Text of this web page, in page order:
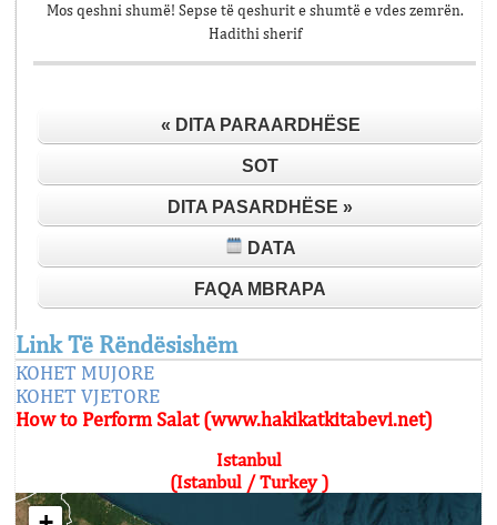
Mos qeshni shumë! Sepse të qeshurit e shumtë e vdes zemrën.
Hadithi sherif
« DITA PARAARDHËSE
SOT
DITA PASARDHËSE »
DATA
FAQA MBRAPA
Link Të Rëndësishëm
KOHET MUJORE
KOHET VJETORE
How to Perform Salat (www.hakikatkitabevi.net)
Istanbul
(Istanbul / Turkey )